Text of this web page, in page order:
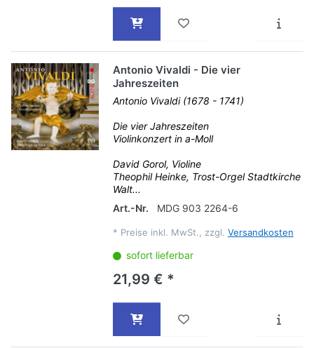
Antonio Vivaldi - Die vier
Jahreszeiten
Antonio Vivaldi (1678 - 1741)
Die vier Jahreszeiten
Violinkonzert in a-Moll
David Gorol, Violine
Theophil Heinke, Trost-Orgel Stadtkirche
Walt...
Art.-Nr.
MDG 903 2264-6
* Preise inkl. MwSt., zzgl. Versandkosten
sofort lieferbar
21,99 € *